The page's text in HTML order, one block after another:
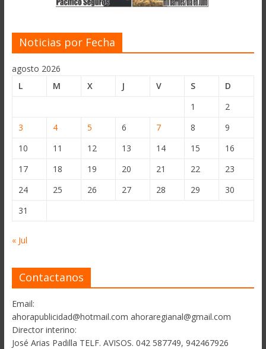
Noticias por Fecha
agosto 2026
L
M X J V S
D
1
2
3
4 5 6 7 8
9
10
11 12 13 14 15
16
17
18 19 20 21 22
23
24
25 26 27 28 29
30
31
« Jul
Contactanos
Email:
ahorapublicidad@hotmail.com ahoraregianal@gmail.com
Director interino:
José Arias Padilla TELF. AVISOS. 042 587749, 942467926